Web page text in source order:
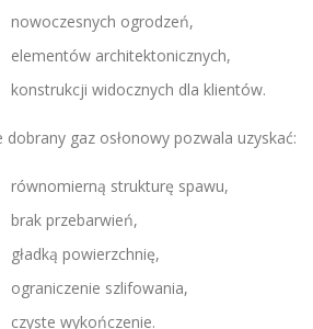
nowoczesnych ogrodzeń,
elementów architektonicznych,
konstrukcji widocznych dla klientów.
dobrany gaz osłonowy pozwala uzyskać:
równomierną strukturę spawu,
brak przebarwień,
gładką powierzchnię,
ograniczenie szlifowania,
czyste wykończenie.